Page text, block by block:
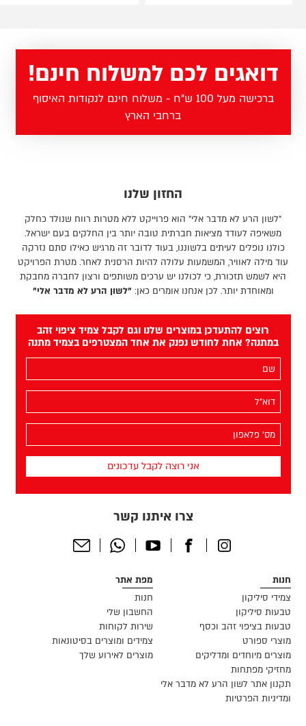
דואגים לכם למשלוח חינם!
ברכישה מעל 100 ש"ח - משלוח חינם לנקודות האיסוף
ברחבי הארץ
החזון שלנו
"לשון הרע לא מדבר אלי" הוא פרוייקט ללא מטרות רווח שנולד כחלק
משאיפה לעודד מציאות חברתית טובה יותר בין החלקים בעם ישראל.
כולנו נופלים לעיתים בלשוננו, בעוד לדובר זה מרגיש כאילו סתם נזרקה
עוד מילה לאוויר, המשמעות עלולה להיות הרסנית לאחר. מטרת הפרויקט
היא לשמש תזכורת, כי לכולנו יש ערכים משותפים ורצון לחברה מחבקת
ומאוחדת יותר. לכן אנחנו אומרים כאן: "לשון הרע לא מדבר אלי"
רוצים להתעדכן במוצרים שלנו וגם לקבל צמיד ציפוי זהב
במתנה? אחת לחודש נפנק את אחד המצטרפים בצמיד מתנה
שלך
שלך
הפלאפון
צרו איתנו קשר
Instagram
Facebook
Youtube
Whatsapp
Send
חנות
צמידי סיליקון
טבעות סיליקון
טבעות בציפוי זהב וכסף
מוצרי ספורט
מוצרים מיוחדים ומדליקים
מחזיקי מפתחות
תקנון אתר לשון הרע לא מדבר אלי
ומדיניות הפרטיות
מפת אתר
חנות
החשבון שלי
שירות לקוחות
צמידים ומוצרים בסיטונאות
מוצרים לאירוע שלך